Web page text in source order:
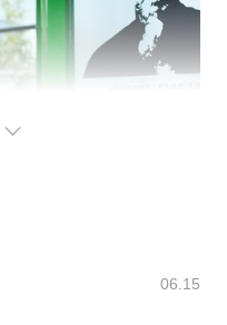
06.15